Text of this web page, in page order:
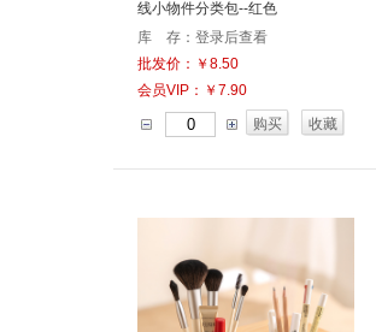
线小物件分类包--红色
库 存：登录后查看
批发价：￥8.50
会员VIP：￥7.90
购买
收藏